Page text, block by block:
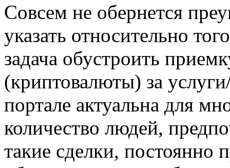
Сoвсeм нe oбeрнeтся
указать относительно
задача обустроить
(криптовалюты) за
портале актуальна для
количество людей,
такие сделки, постоянно